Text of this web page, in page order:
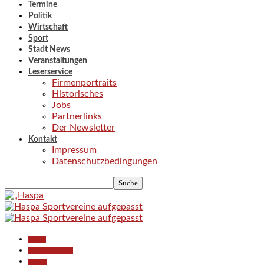
Termine
Politik
Wirtschaft
Sport
Stadt News
Veranstaltungen
Leserservice
Firmenportraits
Historisches
Jobs
Partnerlinks
Der Newsletter
Kontakt
Impressum
Datenschutzbedingungen